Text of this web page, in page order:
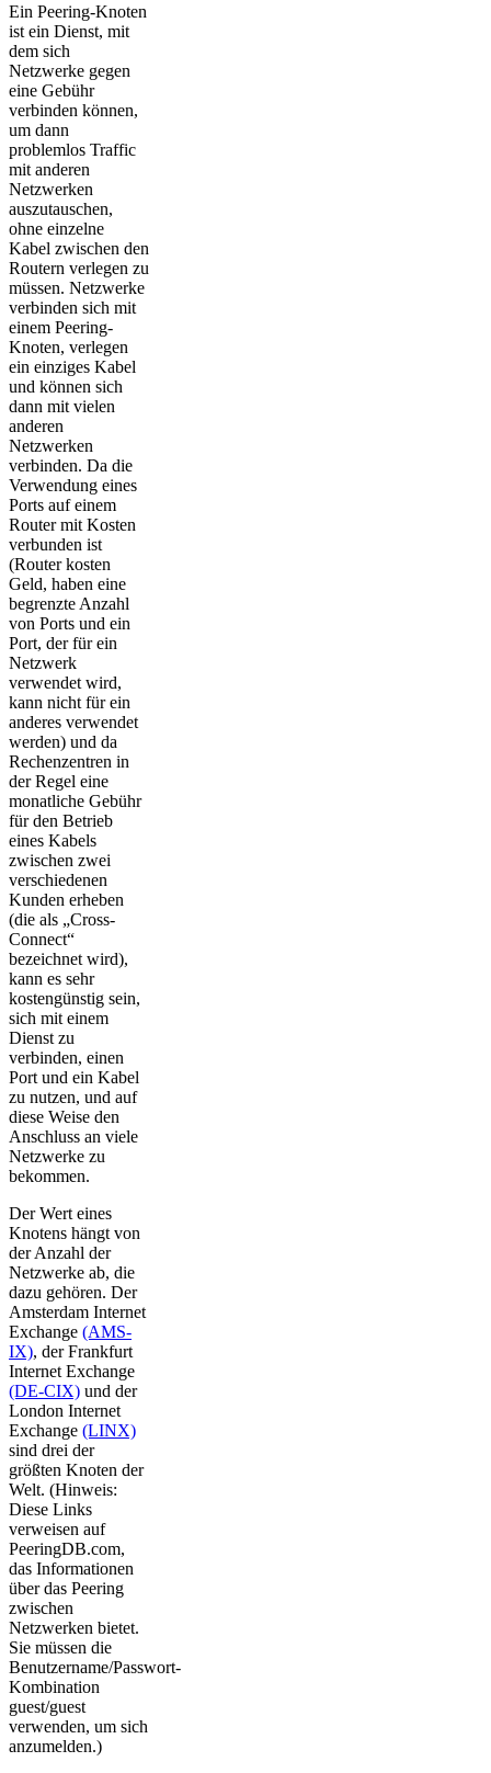
Ein Peering-Knoten
ist ein Dienst, mit
dem sich
Netzwerke gegen
eine Gebühr
verbinden können,
um dann
problemlos Traffic
mit anderen
Netzwerken
auszutauschen,
ohne einzelne
Kabel zwischen den
Routern verlegen zu
müssen. Netzwerke
verbinden sich mit
einem Peering-
Knoten, verlegen
ein einziges Kabel
und können sich
dann mit vielen
anderen
Netzwerken
verbinden. Da die
Verwendung eines
Ports auf einem
Router mit Kosten
verbunden ist
(Router kosten
Geld, haben eine
begrenzte Anzahl
von Ports und ein
Port, der für ein
Netzwerk
verwendet wird,
kann nicht für ein
anderes verwendet
werden) und da
Rechenzentren in
der Regel eine
monatliche Gebühr
für den Betrieb
eines Kabels
zwischen zwei
verschiedenen
Kunden erheben
(die als „Cross-
Connect“
bezeichnet wird),
kann es sehr
kostengünstig sein,
sich mit einem
Dienst zu
verbinden, einen
Port und ein Kabel
zu nutzen, und auf
diese Weise den
Anschluss an viele
Netzwerke zu
bekommen.
Der Wert eines
Knotens hängt von
der Anzahl der
Netzwerke ab, die
dazu gehören. Der
Amsterdam Internet
Exchange (AMS-
IX), der Frankfurt
Internet Exchange
(DE-CIX) und der
London Internet
Exchange (LINX)
sind drei der
größten Knoten der
Welt. (Hinweis:
Diese Links
verweisen auf
PeeringDB.com,
das Informationen
über das Peering
zwischen
Netzwerken bietet.
Sie müssen die
Benutzername/Passwort-
Kombination
guest/guest
verwenden, um sich
anzumelden.)